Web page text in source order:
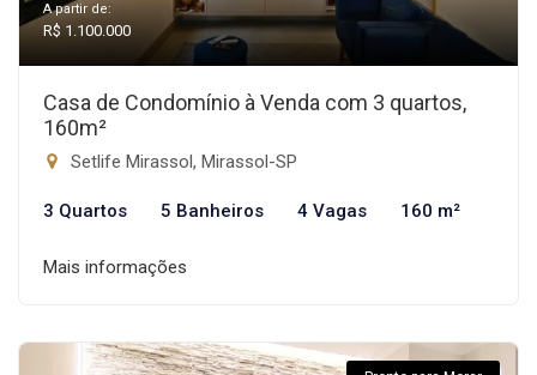
A partir de:
R$ 1.100.000
Casa de Condomínio à Venda com 3 quartos,
160m²
Setlife Mirassol, Mirassol-SP
3 Quartos 5 Banheiros 4 Vagas 160 m²
Mais informações